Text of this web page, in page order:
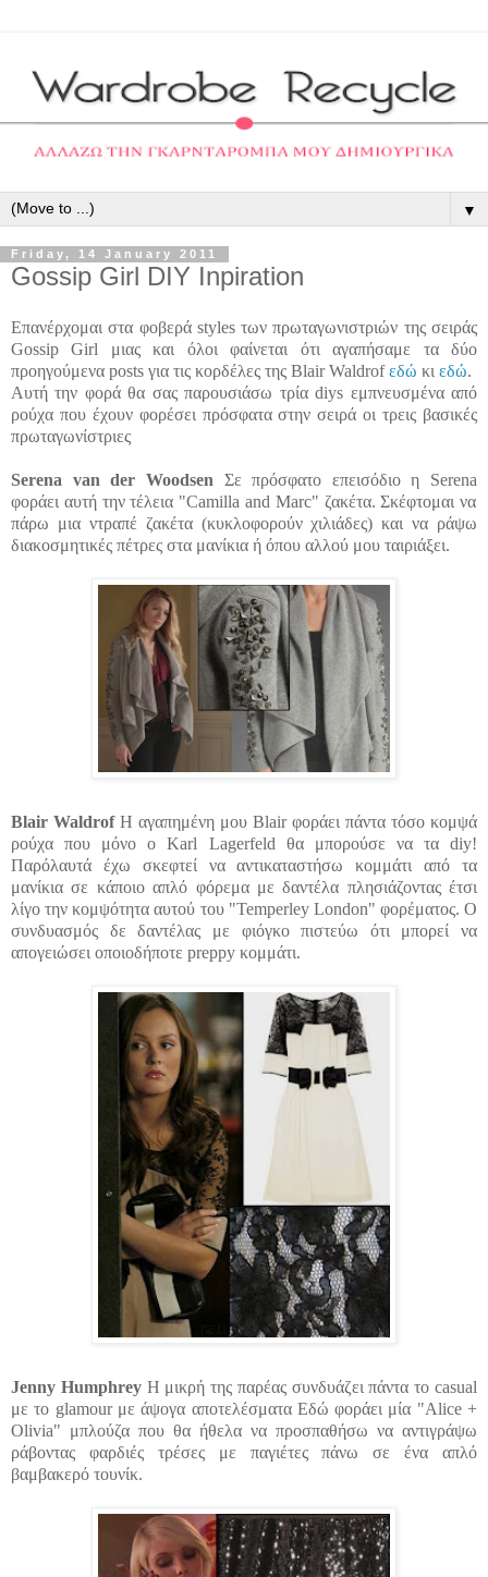
▼
Friday, 14 January 2011
Gossip Girl DIY Inpiration
Επανέρχομαι στα φοβερά stylesτων πρωταγωνιστριών της σειράς
Gossip
Girl μιας και όλοι φαίνεται ότι αγαπήσαμε τα δύο
προηγούμενα posts για τις κορδέλες της Blair Waldrof εδώ κι εδώ.
Αυτή την φορά θα σας παρουσιάσω τρίαdiys εμπνευσμένα από
ρούχα που έχουν φορέσει πρόσφατα στην σειρά οι τρεις βασικές
πρωταγωνίστριες
Serena van der Woodsen Σε πρόσφατο επεισόδιοη Serena
φοράει αυτή την τέλεια "Camilla and Marc" ζακέτα. Σκέφτομαι να
πάρω μια ντραπέ ζακέτα (κυκλοφορούνχιλιάδες) και να ράψω
διακοσμητικές πέτρες στα μανίκια ή όπου αλλού μου ταιριάξει.
Blair WaldrofΗ αγαπημένη μου Blairφοράει πάντα τόσο κομψά
ρούχα που μόνο οKarl Lagerfeld θα μπορούσε να ταdiy!
Παρόλαυτά έχω σκεφτεί να αντικαταστήσω κομμάτι από τα
μανίκια σε κάποιο απλό φόρεμα με δαντέλα πλησιάζοντας έτσι
λίγο την κομψότητα αυτού του "Temperley London" φορέματος. Ο
συνδυασμός δε δαντέλας με φιόγκοπιστεύω ότι μπορεί να
απογειώσει οποιοδήποτε preppy κομμάτι.
Jenny Humphrey Η μικρή της παρέας συνδυάζει πάντα τοcasual
με το glamourμε άψογα αποτελέσματαΕδώ φοράει μία "Alice+
Olivia" μπλούζα που θα ήθελα να προσπαθήσω να αντιγράψω
ράβοντας φαρδιές τρέσεςμε παγιέτεςπάνω σε ένα απλό
βαμβακερό τουνίκ.